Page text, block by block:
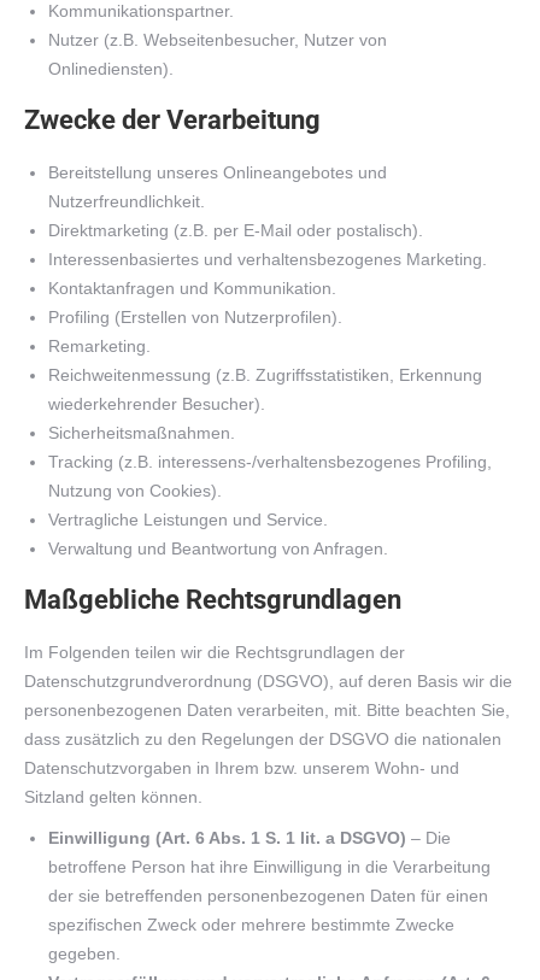
Kommunikationspartner.
Nutzer (z.B. Webseitenbesucher, Nutzer von
Onlinediensten).
Zwecke der Verarbeitung
Bereitstellung unseres Onlineangebotes und
Nutzerfreundlichkeit.
Direktmarketing (z.B. per E-Mail oder postalisch).
Interessenbasiertes und verhaltensbezogenes Marketing.
Kontaktanfragen und Kommunikation.
Profiling (Erstellen von Nutzerprofilen).
Remarketing.
Reichweitenmessung (z.B. Zugriffsstatistiken, Erkennung
wiederkehrender Besucher).
Sicherheitsmaßnahmen.
Tracking (z.B. interessens-/verhaltensbezogenes Profiling,
Nutzung von Cookies).
Vertragliche Leistungen und Service.
Verwaltung und Beantwortung von Anfragen.
Maßgebliche Rechtsgrundlagen
Im Folgenden teilen wir die Rechtsgrundlagen der
Datenschutzgrundverordnung (DSGVO), auf deren Basis wir die
personenbezogenen Daten verarbeiten, mit. Bitte beachten Sie,
dass zusätzlich zu den Regelungen der DSGVO die nationalen
Datenschutzvorgaben in Ihrem bzw. unserem Wohn- und
Sitzland gelten können.
Einwilligung (Art. 6 Abs. 1 S. 1 lit. a DSGVO) – Die
betroffene Person hat ihre Einwilligung in die Verarbeitung
der sie betreffenden personenbezogenen Daten für einen
spezifischen Zweck oder mehrere bestimmte Zwecke
gegeben.